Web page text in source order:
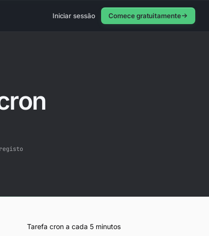
Iniciar sessão Comece gratuitamente
Tarefa cron a cada 5 minutos